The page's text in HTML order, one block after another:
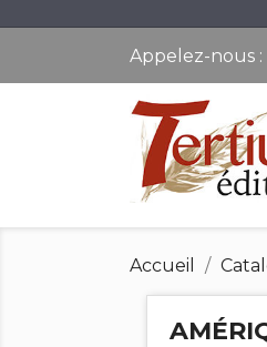
Appelez-nous :
Accueil